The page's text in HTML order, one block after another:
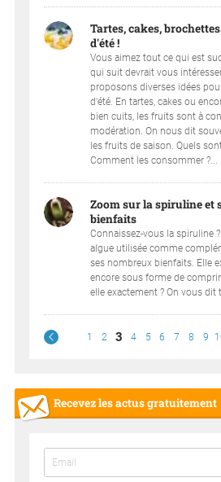
Tartes, cakes,
d'été !
Vous aimez tout ce qui est
qui suit devrait vous
proposons diverses idées
d'été. En tartes, cakes ou
bien cuits, les fruits sont à
modération. On nous dit
les fruits de saison. Quels
Comment les consommer ?...
Zoom sur la spiruline et
bienfaits
Connaissez-vous la spiruline
algue utilisée comme
ses nombreux bienfaits. Elle
encore sous forme de
elle exactement ? On vous dit
1 2 3 4 5 6 7 8 9
Recevez les actus gratuitement